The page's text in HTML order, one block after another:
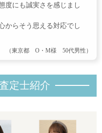
度にも誠実さを感じまし
からそう思える対応でし
（東京都 O・M様 50代男性）
定士紹介